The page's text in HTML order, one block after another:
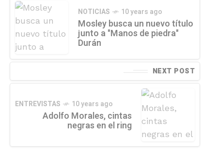
NOTICIAS 10 years ago
Mosley busca un nuevo título
junto a "Manos de piedra"
Durán
NEXT POST
ENTREVISTAS 10 years ago
Adolfo Morales, cintas
negras en el ring